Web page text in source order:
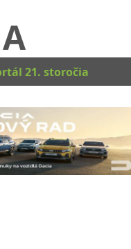
21. storočia